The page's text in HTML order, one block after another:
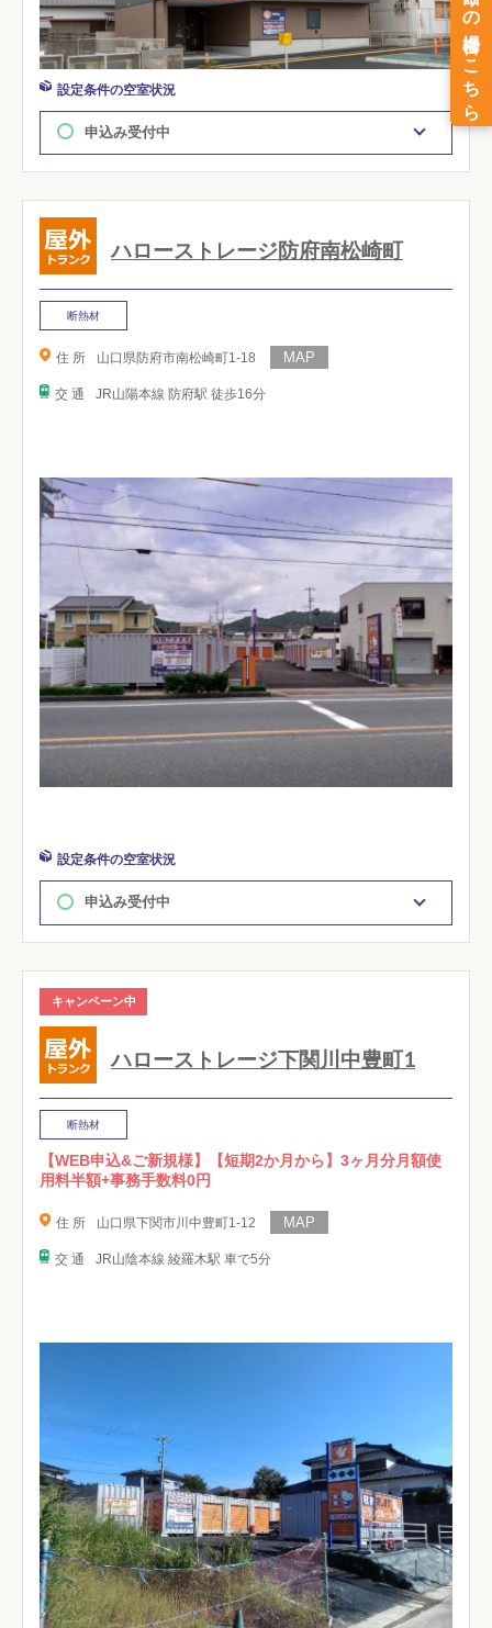
設定条件の空室状況
申込み受付中
ハローストレージ防府南松崎町
断熱材
住 所 山口県防府市南松崎町1-18
交 通 JR山陽本線 防府駅 徒歩16分
設定条件の空室状況
申込み受付中
キャンペーン中
ハローストレージ下関川中豊町1
断熱材
【WEB申込&ご新規様】【短期2か月から】3ヶ月分月額使
用料半額+事務手数料0円
住 所 山口県下関市川中豊町1-12
交 通 JR山陰本線 綾羅木駅 車で5分